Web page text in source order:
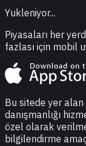
Yukleniyor...
Piyasaları her
fazlası için mobil
Bu sitede yer alan
danışmanlığı
özel olarak
bilgilendirme